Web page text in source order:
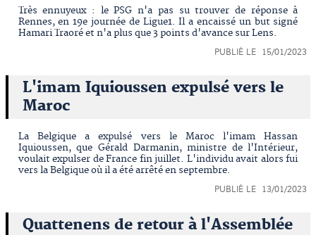
Très ennuyeux : le PSG n'a pas su trouver de réponse à
Rennes, en 19e journée de Ligue1. Il a encaissé un but signé
Hamari Traoré et n'a plus que 3 points d'avance sur Lens.
PUBLIÉ LE 15/01/2023
L'imam Iquioussen expulsé vers le
Maroc
La Belgique a expulsé vers le Maroc l'imam Hassan
Iquioussen, que Gérald Darmanin, ministre de l'Intérieur,
voulait expulser de France fin juillet. L'individu avait alors fui
vers la Belgique où il a été arrêté en septembre.
PUBLIÉ LE 13/01/2023
Quattenens de retour à l'Assemblée